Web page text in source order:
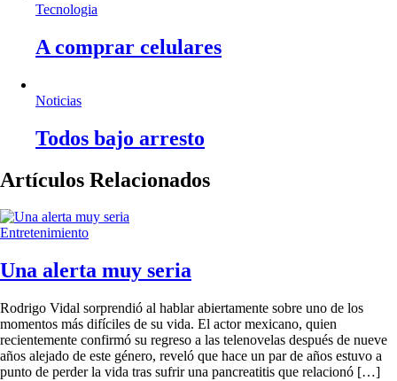
Tecnologia
A comprar celulares
Noticias
Todos bajo arresto
Artículos Relacionados
Entretenimiento
Una alerta muy seria
Rodrigo Vidal sorprendió al hablar abiertamente sobre uno de los
momentos más difíciles de su vida. El actor mexicano, quien
recientemente confirmó su regreso a las telenovelas después de nueve
años alejado de este género, reveló que hace un par de años estuvo a
punto de perder la vida tras sufrir una pancreatitis que relacionó […]